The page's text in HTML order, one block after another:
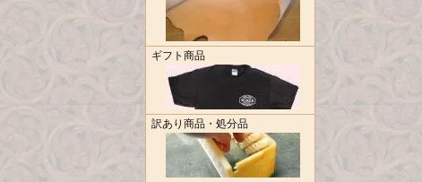
ギフト商品
訳あり商品・処分品